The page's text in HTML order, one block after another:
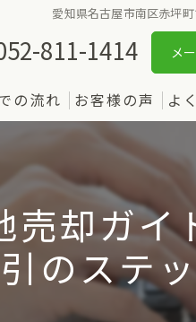
愛知県名古屋市南区赤坪
811-1414 メ
の流れ お客様の声 よ
却ガイ
のステ